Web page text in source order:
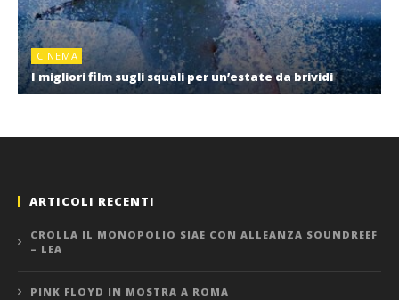
CINEMA
I migliori film sugli squali per un’estate da brividi
ARTICOLI RECENTI
CROLLA IL MONOPOLIO SIAE CON ALLEANZA SOUNDREEF
– LEA
PINK FLOYD IN MOSTRA A ROMA